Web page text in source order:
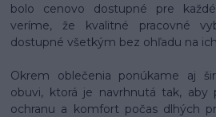
bolo cenovo dostupné pre
veríme, že kvalitné pracovné
dostupné všetkým bez ohľadu na
Okrem oblečenia ponúkame aj
obuvi, ktorá je navrhnutá tak, aby
ochranu a komfort počas dlhých